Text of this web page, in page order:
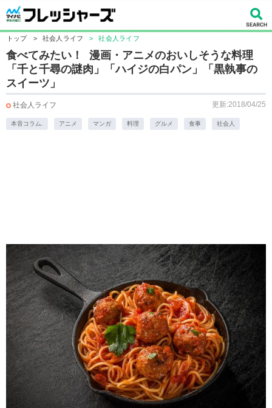
トップ > 社会人ライフ > 社会人ライフ
食べてみたい！ 漫画・アニメのおいしそうな料理
「千と千尋の謎肉」「ハイジの白パン」「黒執事の
スイーツ」
社会人ライフ 更新:2018/04/25
本音コラム. アニメ マンガ 料理 グルメ 食事 社会人